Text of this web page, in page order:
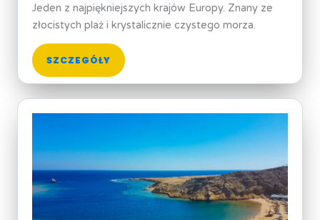
Jeden z najpiękniejszych krajów Europy. Znany ze
złocistych plaż i krystalicznie czystego morza.
SZCZEGÓŁY